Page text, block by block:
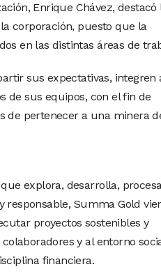
Enrique Chávez, destacó
corporación, puesto que la
en las distintas áreas de
sus expectativas, integren
de sus equipos, con el fin de
de pertenecer a una minera
explora, desarrolla,
responsable, Summa Gold
proyectos sostenibles y
y al entorno
financiera.